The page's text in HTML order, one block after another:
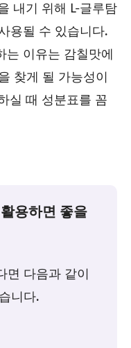
내기 위해 L-글루탐
용될 수 있습니다.
는 이유는 감칠맛에
찾게 될 가능성이
실 때 성분표를 꼼
용하면 좋을
면 다음과 같이
니다.